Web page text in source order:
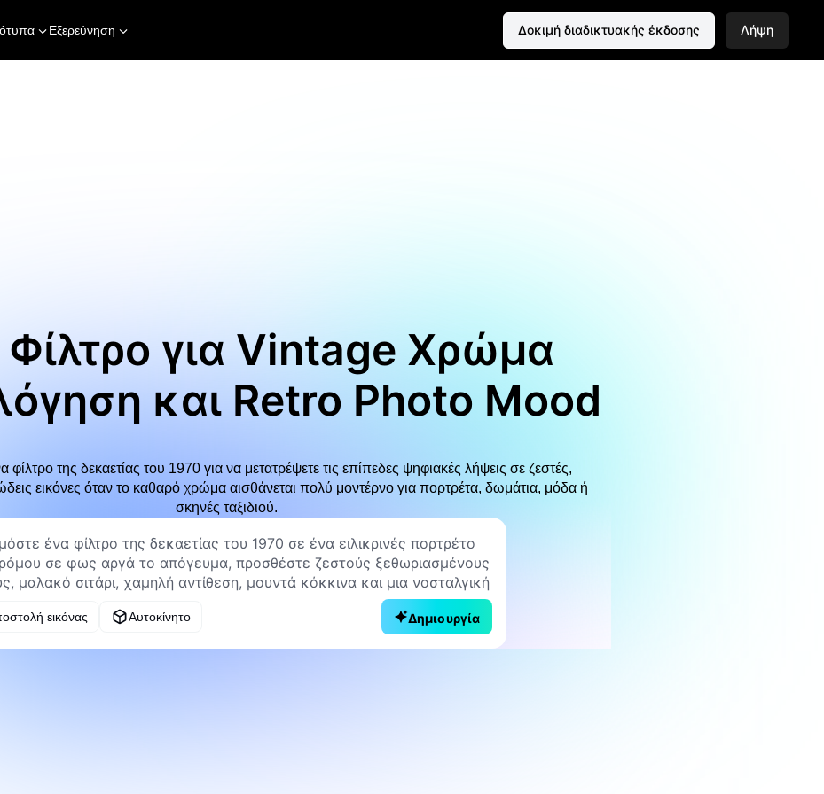
Εξερεύνηση Δοκιμή διαδικτυακής έκδοσης Λήψη
Φίλτρο για Vintage Χρώμα
και Retro Photo Mood
φίλτρο της δεκαετίας του 1970 για να μετατρέψετε τις επίπεδες ψηφιακές λήψεις σε ζεστές,
εικόνες όταν το καθαρό χρώμα αισθάνεται πολύ μοντέρνο για πορτρέτα, δωμάτια, μόδα ή
σκηνές ταξιδιού.
εικόνας Αυτοκίνητο Δημιουργία